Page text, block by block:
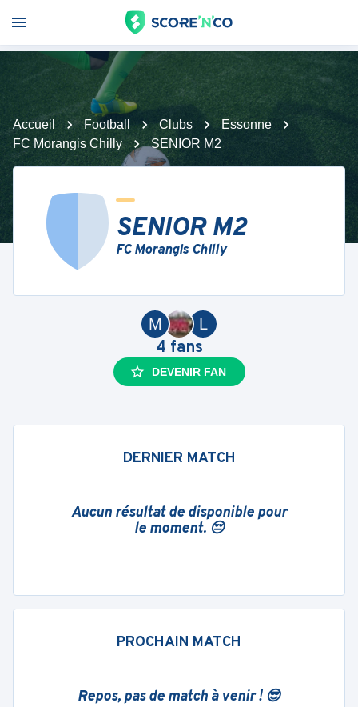
Accueil Football Clubs
Essonne
FC Morangis Chilly
SENIOR M2
SENIOR M2
FC Morangis Chilly
L
M
4 fans
DEVENIR FAN
DERNIER MATCH
Aucun résultat de disponible pour
le moment. 😔
PROCHAIN MATCH
Repos, pas de match à venir ! 😎